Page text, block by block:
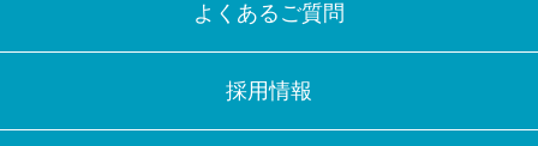
よくあるご質問
採用情報